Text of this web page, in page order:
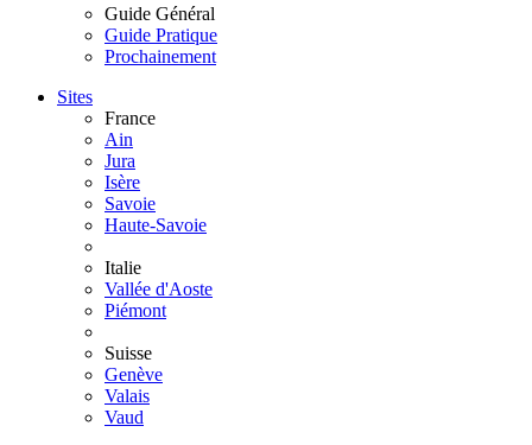
Guide Général
Guide Pratique
Prochainement
Sites
France
Ain
Jura
Isère
Savoie
Haute-Savoie
Italie
Vallée d'Aoste
Piémont
Suisse
Genève
Valais
Vaud